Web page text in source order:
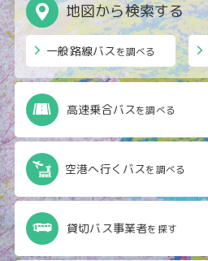
地図から検索する
一般路線バス を調べる
高速乗合バスを調べる
空港へ行くバスを調べる
貸切バス事業者を探す